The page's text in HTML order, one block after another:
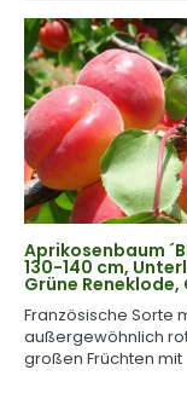
Aprikosenbaum
130-140 cm,
Grüne Reneklode,
Französische Sorte
außergewöhnlich
großen Früchten mit